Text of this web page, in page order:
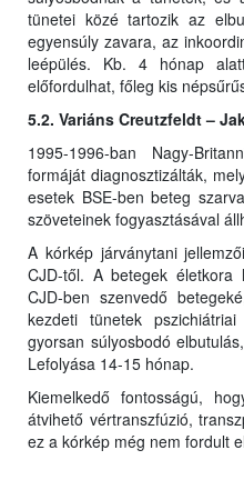
tünetei közé tartozik az
egyensúly zavara, az
leépülés. Kb. 4 hónap
előfordulhat, főleg kis
5.2. Variáns Creutzfeldt –
1995-1996-ban Nagy-
formáját diagnosztizálták,
esetek BSE-ben beteg
szöveteinek fogyasztásával
A kórkép járványtani
CJD-től. A betegek életkora
CJD-ben szenvedő
kezdeti tünetek
gyorsan súlyosbodó
Lefolyása 14-15 hónap.
Kiemelkedő fontosságú,
átvihető vértranszfúzió,
ez a kórkép még nem fordult